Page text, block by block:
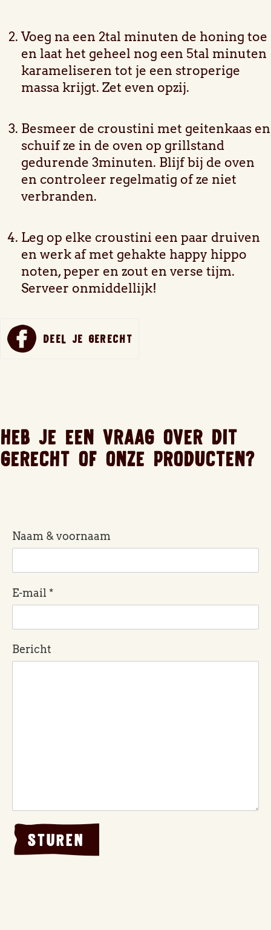
Voeg na een 2tal minuten de honing toe
en laat het geheel nog een 5tal minuten
karameliseren tot je een stroperige
massa krijgt. Zet even opzij.
Besmeer de croustini met geitenkaas en
schuif ze in de oven op grillstand
gedurende 3minuten. Blijf bij de oven
en controleer regelmatig of ze niet
verbranden.
Leg op elke croustini een paar druiven
en werk af met gehakte happy hippo
noten, peper en zout en verse tijm.
Serveer onmiddellijk!
DEEL JE GERECHT
DELEN
OP
HEB JE EEN VRAAG OVER DIT
GERECHT OF ONZE PRODUCTEN?
Naam & voornaam
E-mail *
Bericht